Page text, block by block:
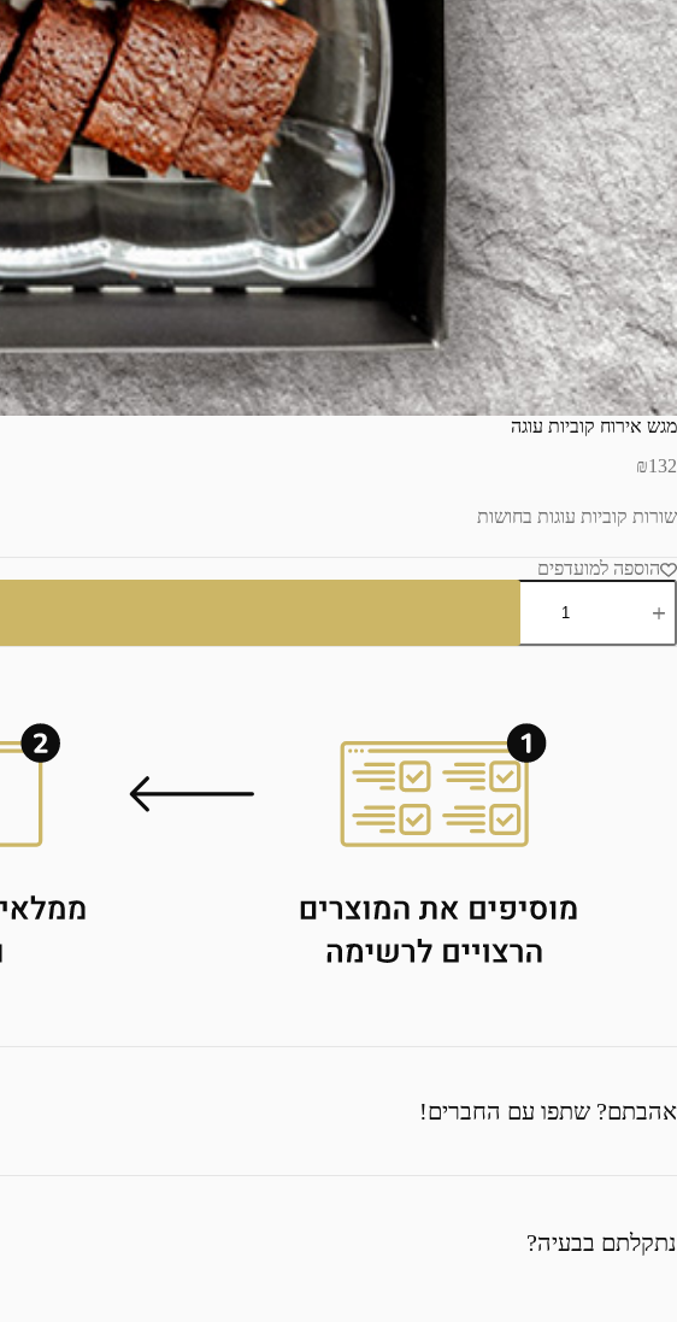
מגש אירוח קוביות עוגה
₪132
שורות קוביות עוגות בחושות
הוספה למועדפים
אהבתם? שתפו עם החברים!
נתקלתם בבעיה?